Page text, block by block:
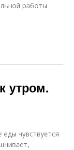
работы
утром.
чувствуется